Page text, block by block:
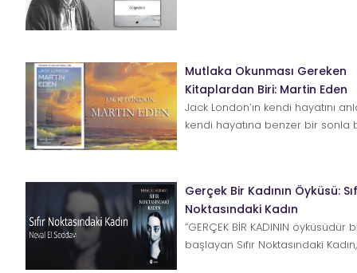
Mutlaka Okunması Gereken
Kitaplardan Biri: Martin Eden
Jack London’ın kendi hayatını
kendi hayatına benzer bir sonla
Gerçek Bir Kadının Öyküsü:
Noktasındaki Kadın
”GERÇEK BİR KADININ öyküsüdür
başlayan Sıfır Noktasındaki Kadın,